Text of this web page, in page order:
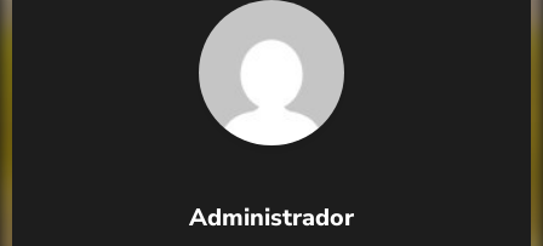
Administrador